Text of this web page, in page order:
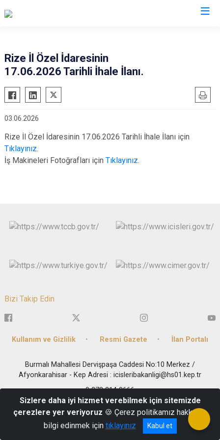
Rize İl Özel İdaresinin
17.06.2026 Tarihli İhale İlanı.
03.06.2026
Rize İl Özel İdaresinin 17.06.2026 Tarihli İhale İlanı için
Tıklayınız.
İş Makineleri Fotoğrafları için Tıklayınız.
Bizi Takip Edin
Kullanım ve Gizlilik Resmi Gazete İlan Portalı
Burmalı Mahallesi Dervişpaşa Caddesi No:10 Merkez /
Afyonkarahisar - Kep Adresi : icisleribakanligi@hs01.kep.tr
0 272 214 0666
Sizlere daha iyi hizmet verebilmek için sitemizde
çerezlere yer veriyoruz 🍪 Çerez politikamız hakkında
bilgi edinmek için tıklayınız Kabul et